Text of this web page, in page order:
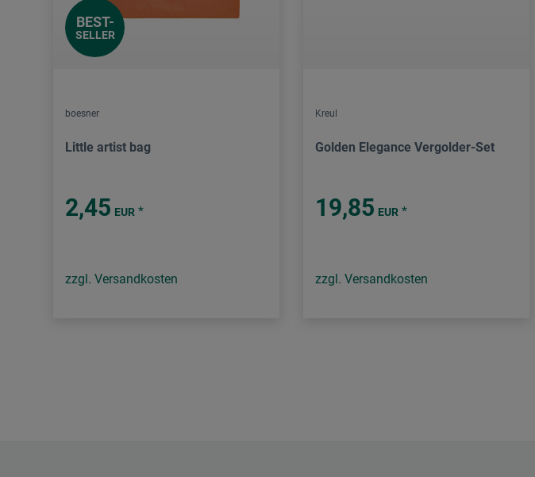
BEST-
SELLER
boesner
Little artist bag
2,45 EUR *
zzgl. Versandkosten
Kreul
Golden Elegance Vergolder-Set
19,85 EUR *
zzgl. Versandkosten